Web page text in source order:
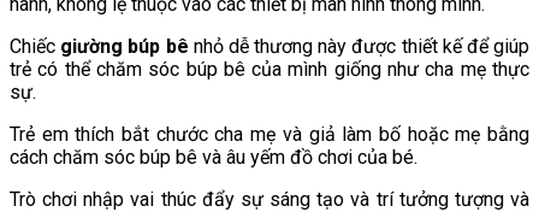
Chiếc giường búp bê nhỏ dễ thương này được thiết kế để giúp
trẻ có thể chăm sóc búp bê của mình giống như cha mẹ thực
sự.
Trẻ em thích bắt chước cha mẹ và giả làm bố hoặc mẹ bằng
cách chăm sóc búp bê và âu yếm đồ chơi của bé.
Trò chơi nhập vai thúc đẩy sự sáng tạo và trí tưởng tượng và